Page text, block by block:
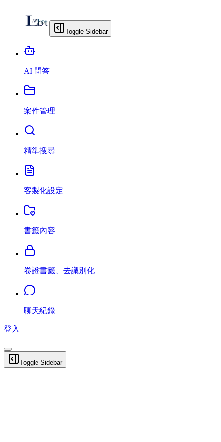
Toggle Sidebar
AI 問答
案件管理
精準搜尋
客製化設定
書籤內容
卷證書籤、去識別化
聊天紀錄
登入
Toggle Sidebar